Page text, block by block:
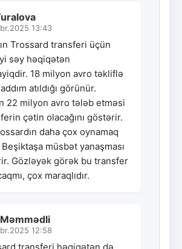
13:43
Trossard transferi üçün
səy həqiqətən
18 milyon avro təkliflə
atıldığı görünür.
22 milyon avro tələb etməsi
çətin olacağını göstərir.
daha çox oynamaq
müsbət yanaşması
Gözləyək görək bu transfer
çox maraqlıdır.
12:58